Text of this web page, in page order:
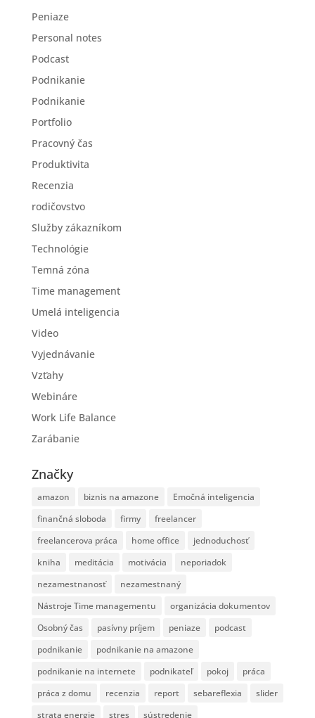
Peniaze
Personal notes
Podcast
Podnikanie
Podnikanie
Portfolio
Pracovný čas
Produktivita
Recenzia
rodičovstvo
Služby zákazníkom
Technológie
Temná zóna
Time management
Umelá inteligencia
Video
Vyjednávanie
Vzťahy
Webináre
Work Life Balance
Zarábanie
Značky
amazon biznis na amazone
Emočná inteligencia
finančná sloboda
firmy
freelancer
freelancerova práca
home office
jednoduchosť
kniha
meditácia motivácia
neporiadok
nezamestnanosť
nezamestnaný
Nástroje Time managementu
organizácia dokumentov
Osobný čas
pasívny príjem peniaze
podcast
podnikanie
podnikanie na amazone
podnikanie na internete
podnikateľ pokoj
práca
práca z domu
recenzia report sebareflexia
slider
strata energie
stres
sústredenie